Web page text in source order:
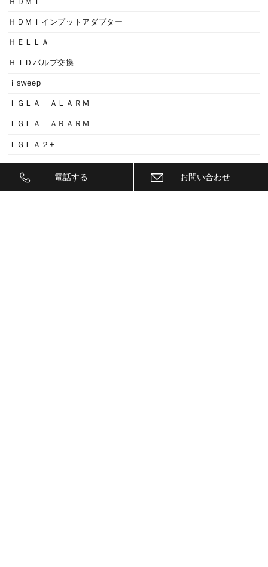
ＨＤＭＩ
ＨＤＭＩインプットアダプター
ＨＥＬＬＡ
ＨＩＤバルブ交換
ｉsweep
ＩＧＬＡ ＡＬＡＲＭ
ＩＧＬＡ ＡＲＡＲＭ
ＩＧＬＡ２+
ＩＩＤ
ＩＮＮＯ
電話する お問い合わせ